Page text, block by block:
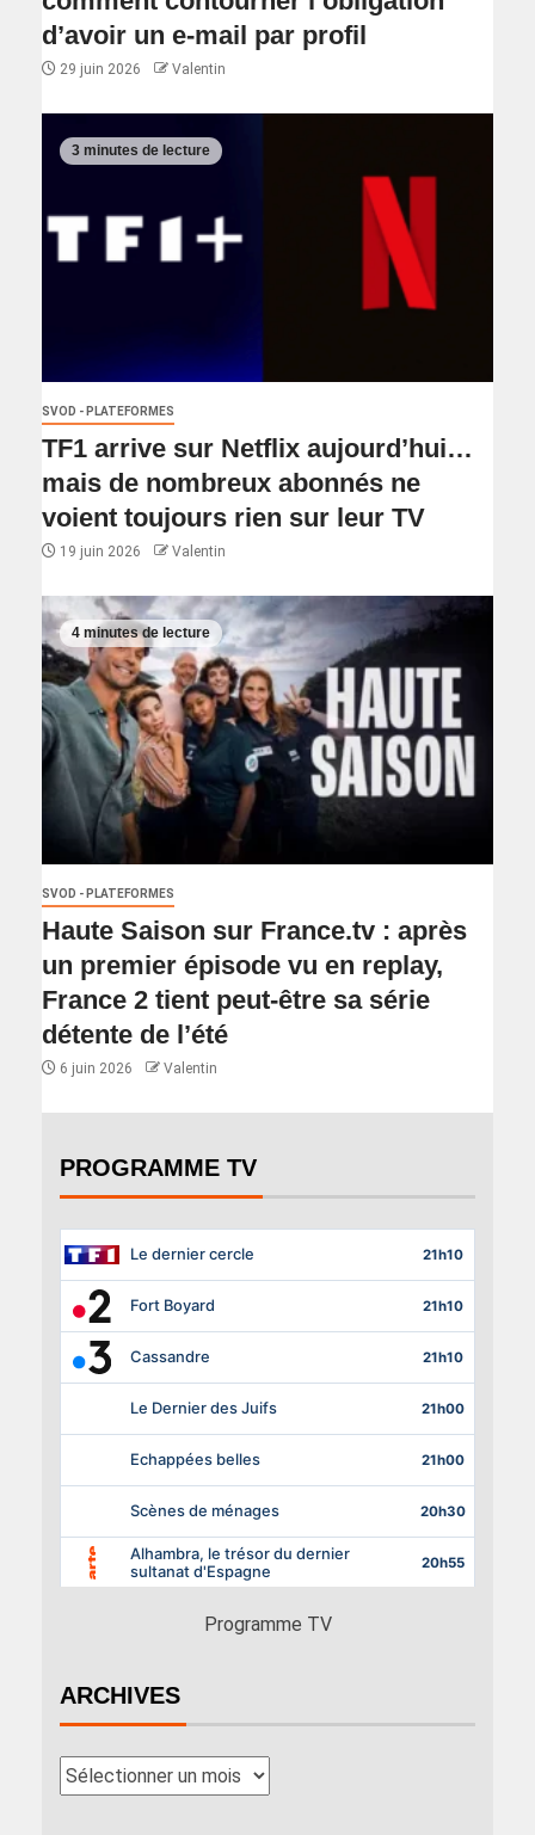
d’avoir un e-mail par profil
29 juin 2026 Valentin
3 minutes de lecture
SVOD - PLATEFORMES
TF1 arrive sur Netflix aujourd’hui…
mais de nombreux abonnés ne
voient toujours rien sur leur TV
19 juin 2026 Valentin
4 minutes de lecture
SVOD - PLATEFORMES
Haute Saison sur France.tv : après
un premier épisode vu en replay,
France 2 tient peut-être sa série
détente de l’été
6 juin 2026 Valentin
PROGRAMME TV
Programme TV
ARCHIVES